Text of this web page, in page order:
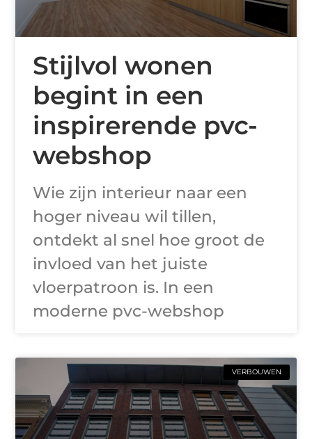
Stijlvol wonen
begint in een
inspirerende pvc-
webshop
Wie zijn interieur naar een
hoger niveau wil tillen,
ontdekt al snel hoe groot de
invloed van het juiste
vloerpatroon is. In een
moderne pvc-webshop
VERBOUWEN